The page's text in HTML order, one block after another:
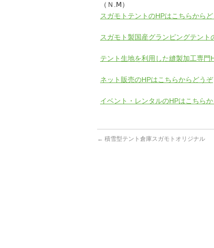
（Ｎ.Ⅿ）
スガモトテントのHPはこちらから
スガモト製国産グランピングテント
テント生地を利用した縫製加工専門
ネット販売のHPはこちらからどうぞ
イベント・レンタルのHPはこちら
← 積雪型テント倉庫スガモトオリジナル